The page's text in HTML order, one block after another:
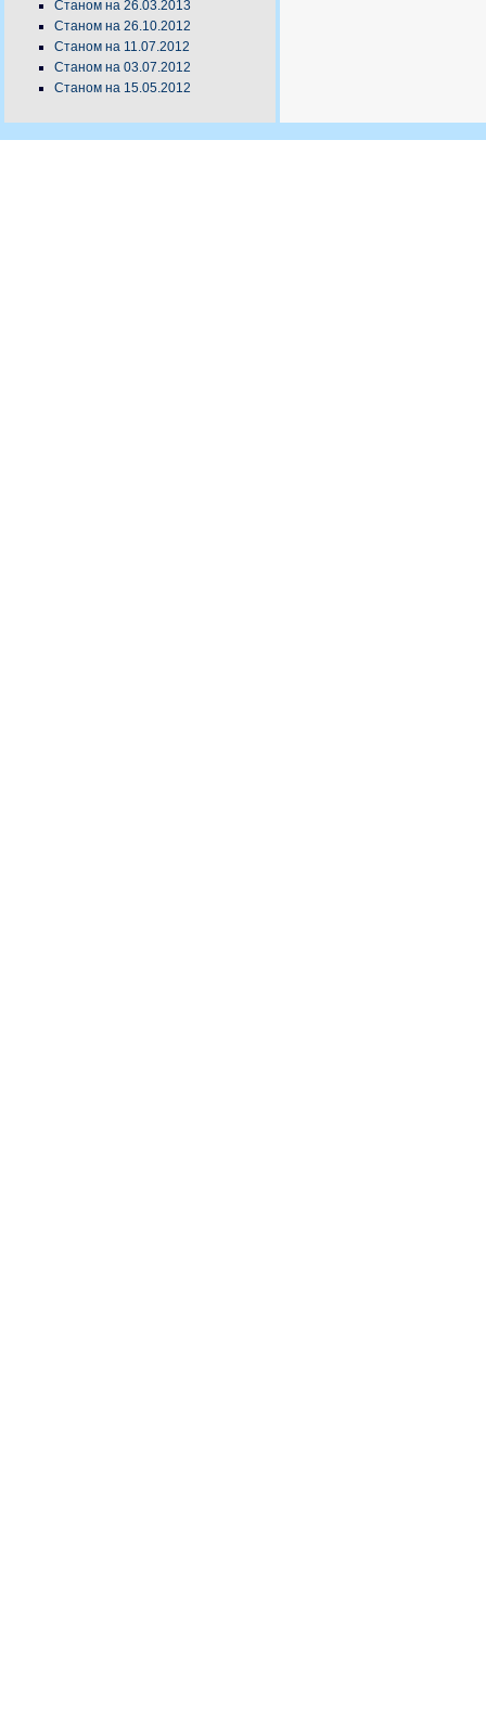
Станом на 26.03.2013
Станом на 26.10.2012
Станом на 11.07.2012
Станом на 03.07.2012
Станом на 15.05.2012